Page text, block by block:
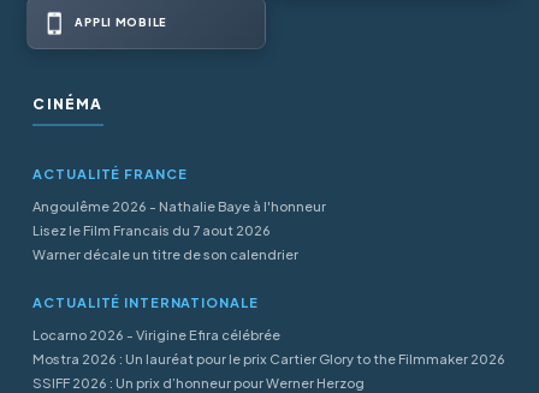
APPLI MOBILE
CINÉMA
ACTUALITÉ FRANCE
Angoulême 2026 - Nathalie Baye à l'honneur
Lisez le Film Francais du 7 aout 2026
Warner décale un titre de son calendrier
ACTUALITÉ INTERNATIONALE
Locarno 2026 - Virigine Efira célébrée
Mostra 2026 : Un lauréat pour le prix Cartier Glory to the Filmmaker 2026
SSIFF 2026 : Un prix d’honneur pour Werner Herzog